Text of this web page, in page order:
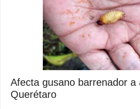
Afecta gusano barrenador a
Querétaro